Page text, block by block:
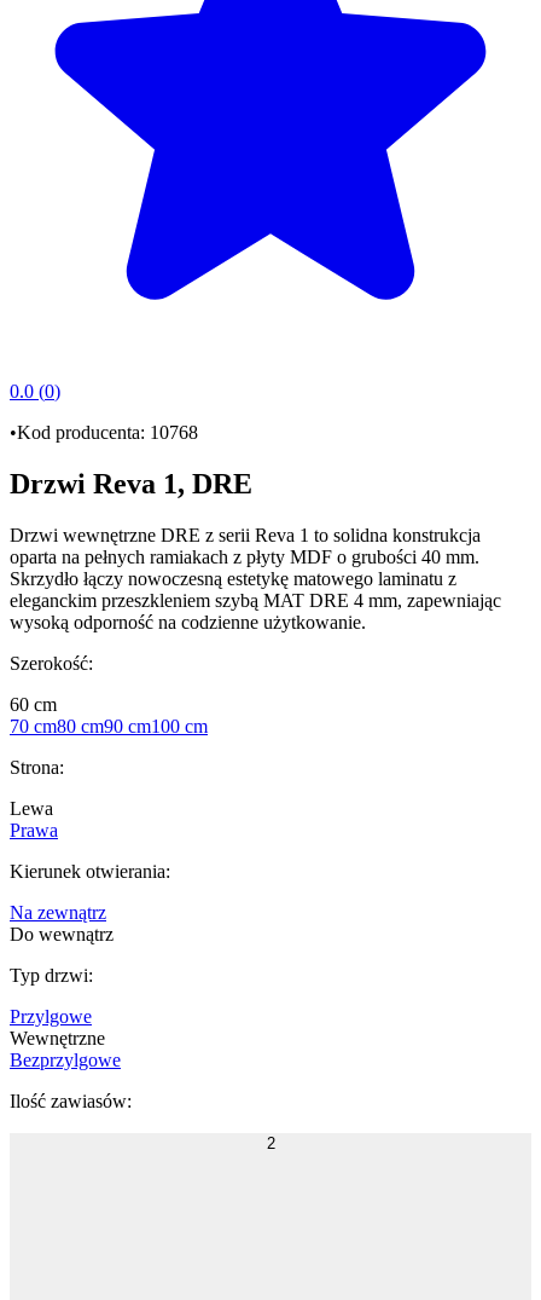
0.0 (0)
•Kod producenta: 10768
Drzwi Reva 1, DRE
Drzwi wewnętrzne DRE z serii Reva 1 to solidna konstrukcja
oparta na pełnych ramiakach z płyty MDF o grubości 40 mm.
Skrzydło łączy nowoczesną estetykę matowego laminatu z
eleganckim przeszkleniem szybą MAT DRE 4 mm, zapewniając
wysoką odporność na codzienne użytkowanie.
Szerokość:
60 cm
70 cm80 cm90 cm100 cm
Strona:
Lewa
Prawa
Kierunek otwierania:
Na zewnątrz
Do wewnątrz
Typ drzwi:
Przylgowe
Wewnętrzne
Bezprzylgowe
Ilość zawiasów:
2